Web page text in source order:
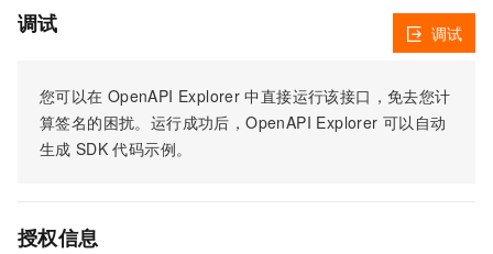
调试
您可以在 OpenAPI Explorer 中直接运行该接口，免去您计
算签名的困扰。运行成功后，OpenAPI Explorer 可以自动
生成 SDK 代码示例。
调试
授权信息